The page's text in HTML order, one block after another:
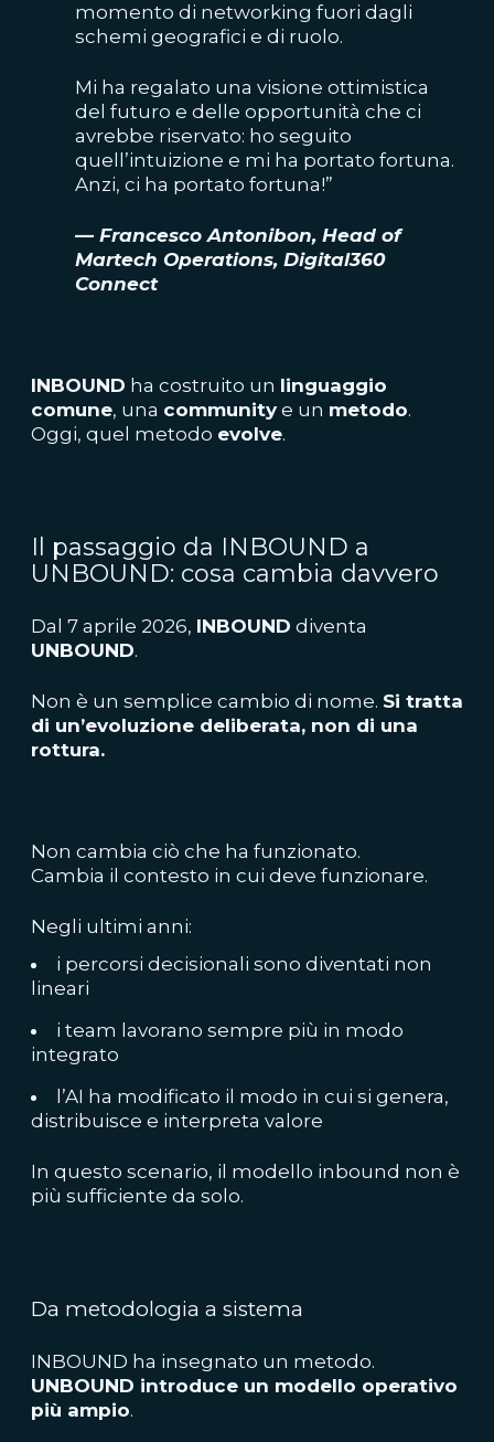
momento di networking fuori dagli
schemi geografici e di ruolo.
Mi ha regalato una visione ottimistica
del futuro e delle opportunità che ci
avrebbe riservato: ho seguito
quell’intuizione e mi ha portato fortuna.
Anzi, ci ha portato fortuna!”
— Francesco Antonibon, Head of
Martech Operations, Digital360
Connect
INBOUND ha costruito un linguaggio
comune, una community e un metodo.
Oggi, quel metodo evolve.
Il passaggio da INBOUND a
UNBOUND: cosa cambia davvero
Dal 7 aprile 2026, INBOUND diventa
UNBOUND.
Non è un semplice cambio di nome. Si tratta
di un’evoluzione deliberata, non di una
rottura.
Non cambia ciò che ha funzionato.
Cambia il contesto in cui deve funzionare.
Negli ultimi anni:
i percorsi decisionali sono diventati non
lineari
i team lavorano sempre più in modo
integrato
l’AI ha modificato il modo in cui si genera,
distribuisce e interpreta valore
In questo scenario, il modello inbound non è
più sufficiente da solo.
Da metodologia a sistema
INBOUND ha insegnato un metodo.
UNBOUND introduce un modello operativo
più ampio.